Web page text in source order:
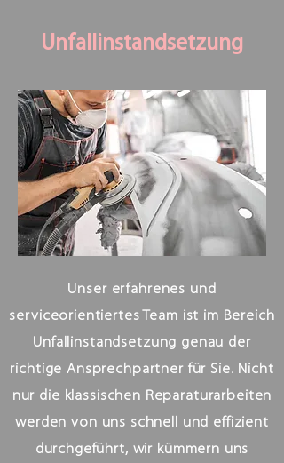
Unfallinstandsetzung
Unser erfahrenes und
serviceorientiertes Team ist im Bereich
Unfallinstandsetzung genau der
richtige Ansprechpartner für Sie. Nicht
nur die klassischen Reparaturarbeiten
werden von uns schnell und effizient
durchgeführt, wir kümmern uns